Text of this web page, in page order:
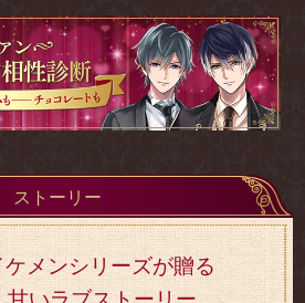
ストーリー
メンシリーズが贈る